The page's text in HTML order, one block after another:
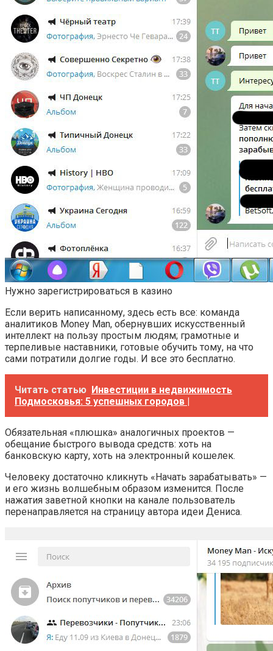
Нужно зарегистрироваться в казино
Если верить написанному, здесь есть все: команда
аналитиков Money Man, обернувших искусственный
интеллект на пользу простым людям; грамотные и
терпеливые наставники, готовые обучить тому, на что
сами потратили долгие годы. И все это бесплатно.
Читать статью Инвестиции в недвижимость
Подмосковья: 5 успешных городов |
Обязательная «плюшка» аналогичных проектов —
обещание быстрого вывода средств: хоть на
банковскую карту, хоть на электронный кошелек.
Человеку достаточно кликнуть «Начать зарабатывать» —
и его жизнь волшебным образом изменится. После
нажатия заветной кнопки на канале пользователь
перенаправляется на страницу автора идеи Дениса.